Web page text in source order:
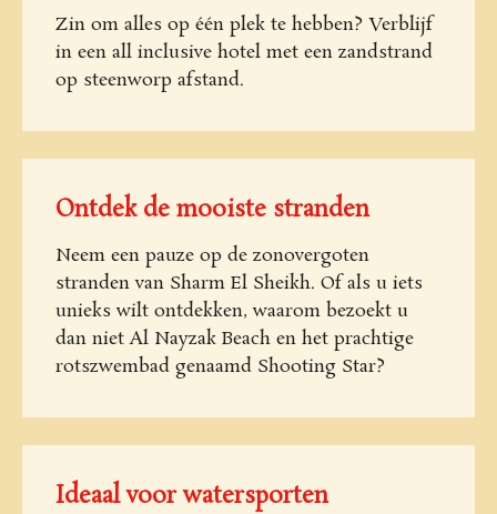
Zin om alles op één plek te hebben? Verblijf
in een all inclusive hotel met een zandstrand
op steenworp afstand.
Ontdek de mooiste stranden
Neem een pauze op de zonovergoten
stranden van Sharm El Sheikh. Of als u iets
unieks wilt ontdekken, waarom bezoekt u
dan niet Al Nayzak Beach en het prachtige
rotszwembad genaamd Shooting Star?
Ideaal voor watersporten